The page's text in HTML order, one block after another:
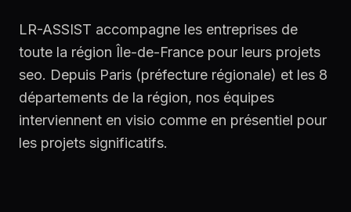
LR-ASSIST accompagne les entreprises de
toute la région Île-de-France pour leurs projets
seo. Depuis Paris (préfecture régionale) et les 8
départements de la région, nos équipes
interviennent en visio comme en présentiel pour
les projets significatifs.